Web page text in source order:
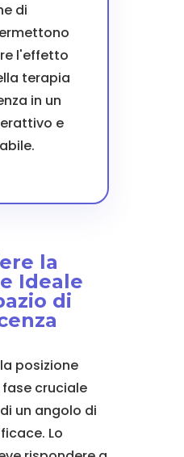
di
l'effetto
terapia
in un
e
la
Ideale
di
posizione
cruciale
un angolo di
Lo